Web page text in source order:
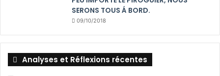
SERONS TOUS Á BORD.
09/10/2018
Analyses et Réflexions récentes